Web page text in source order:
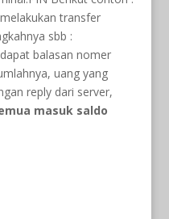
transfer
sbb :
balasan nomer
uang yang
reply dari server,
masuk saldo